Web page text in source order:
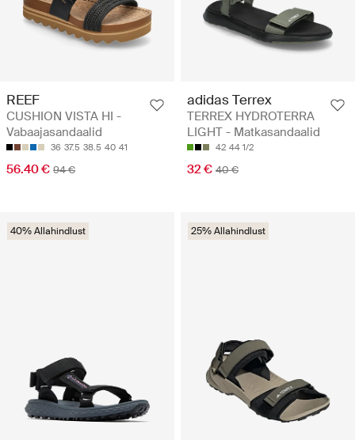
REEF
CUSHION VISTA HI -
Vabaajasandaalid
36 37.5 38.5 40 41
56.40 € 94 €
adidas Terrex
TERREX HYDROTERRA
LIGHT - Matkasandaalid
42 44 1/2
32 € 40 €
40% Allahindlust 25% Allahindlust